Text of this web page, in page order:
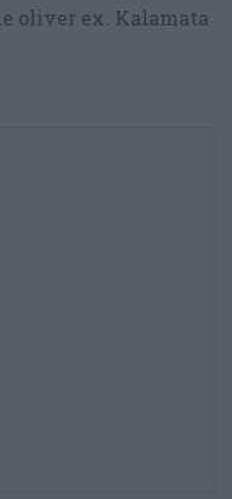
oliver ex. Kalamata